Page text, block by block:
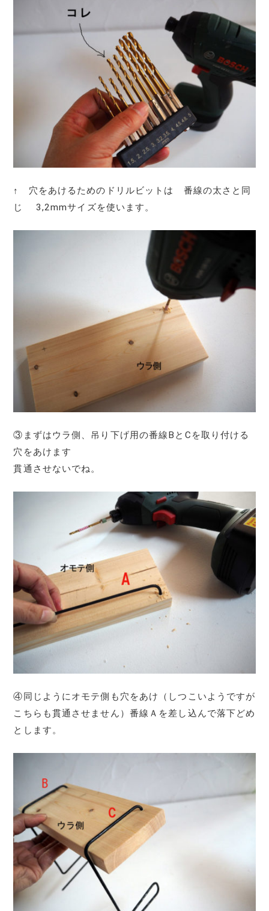
↑ 穴をあけるためのドリルビットは 番線の太さと同
じ 3,2mmサイズを使います。
③まずはウラ側、吊り下げ用の番線BとCを取り付ける
穴をあけます
貫通させないでね。
④同じようにオモテ側も穴をあけ（しつこいようですが
こちらも貫通させません）番線Ａを差し込んで落下どめ
とします。